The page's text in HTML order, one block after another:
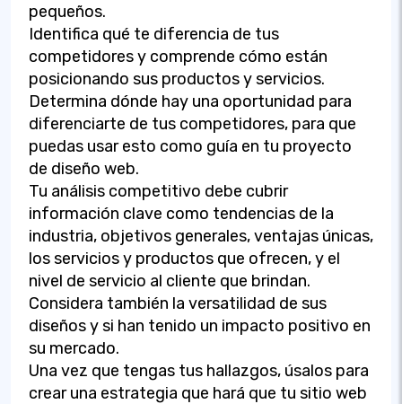
pequeños.
Identifica qué te diferencia de tus
competidores y comprende cómo están
posicionando sus productos y servicios.
Determina dónde hay una oportunidad para
diferenciarte de tus competidores, para que
puedas usar esto como guía en tu proyecto
de diseño web.
Tu análisis competitivo debe cubrir
información clave como tendencias de la
industria, objetivos generales, ventajas únicas,
los servicios y productos que ofrecen, y el
nivel de servicio al cliente que brindan.
Considera también la versatilidad de sus
diseños y si han tenido un impacto positivo en
su mercado.
Una vez que tengas tus hallazgos, úsalos para
crear una estrategia que hará que tu sitio web